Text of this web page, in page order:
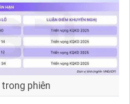
trong phiên